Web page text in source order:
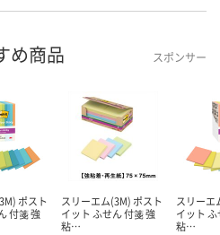
め商品 スポンサー
ポスト
付箋 強
スリーエム(3M) ポスト
イット ふせん 付箋 強
粘…
スリーエ
イット
粘…